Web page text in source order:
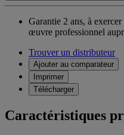
Garantie 2 ans, à
œuvre professionnel
Trouver un distributeur
Ajouter au comparateur
Imprimer
Télécharger
Caractéristiques